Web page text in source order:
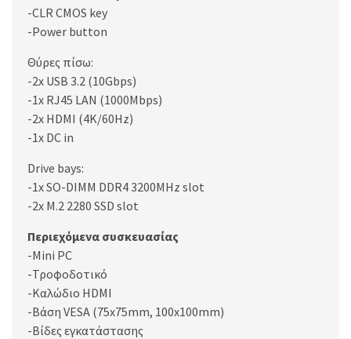
-CLR CMOS key
-Power button
Θύρες πίσω:
-2x USB 3.2 (10Gbps)
-1x RJ45 LAN (1000Mbps)
-2x HDMI (4K/60Hz)
-1x DC in
Drive bays:
-1x SO-DIMM DDR4 3200MHz slot
-2x M.2 2280 SSD slot
Περιεχόμενα συσκευασίας
-Mini PC
-Τροφοδοτικό
-Καλώδιο HDMI
-Βάση VESA (75x75mm, 100x100mm)
-Βίδες εγκατάστασης